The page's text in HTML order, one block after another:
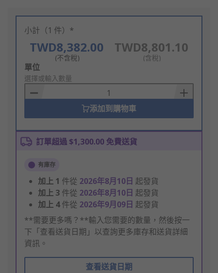
小計（1 件）*
TWD8,382.00
(不含稅)
TWD8,801.10
(含稅)
Add
to
Basket
單位
選擇或輸入數量
添加到購物車
訂單超過 $1,300.00 免費送貨
有庫存
加上 1 件從 2026年8月10日 起發貨
加上3 件從 2026年8月10日 起發貨
加上 4件從 2026年9月09日 起發貨
**需要更多嗎？**輸入您需要的數量，然後按一
下「查看送貨日期」以查詢更多庫存和送貨詳細
資訊。
查看送貨日期